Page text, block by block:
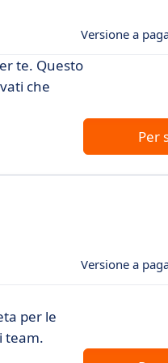
Versione a
te. Questo
che
Per
Versione a
per le
team.